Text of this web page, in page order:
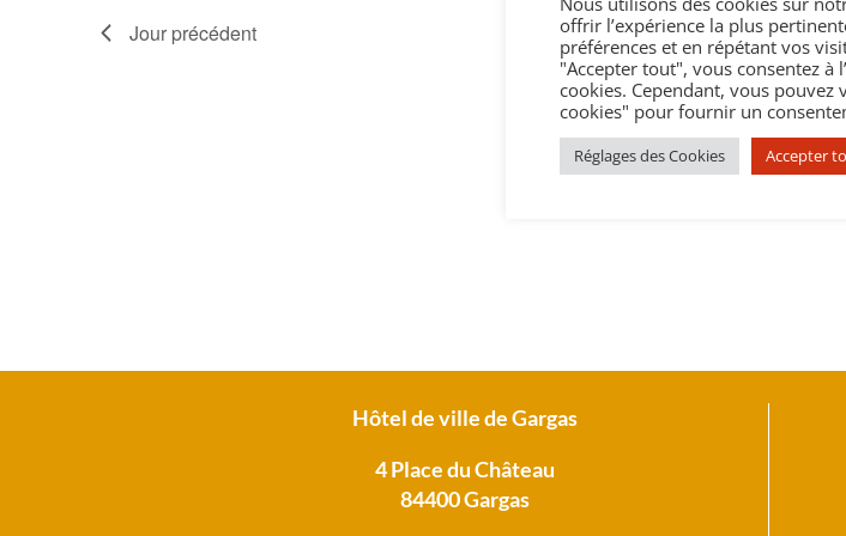
Jour précédent
Hôtel de ville de Gargas
4 Place du Château
84400 Gargas
offrir l’expérience la plus
préférences et en répétant vos
"Accepter tout", vous consentez à
cookies. Cependant, vous pouvez
cookies" pour fournir un
Réglages des Cookies Accepter